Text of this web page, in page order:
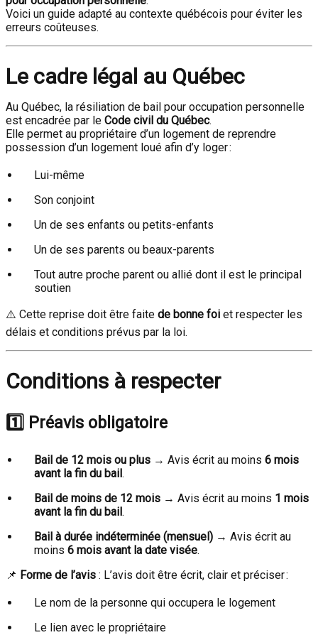
Voici un guide adapté au contexte québécois pour éviter les
erreurs coûteuses.
Le cadre légal au Québec
Au Québec, la résiliation de bail pour occupation personnelle
est encadrée par le Code civil du Québec.
Elle permet au propriétaire d’un logement de reprendre
possession d’un logement loué afin d’y loger :
Lui-même
Son conjoint
Un de ses enfants ou petits-enfants
Un de ses parents ou beaux-parents
Tout autre proche parent ou allié dont il est le principal
soutien
⚠️ Cette reprise doit être faite de bonne foi et respecter les
délais et conditions prévus par la loi.
Conditions à respecter
1️⃣ Préavis obligatoire
Bail de 12 mois ou plus → Avis écrit au moins 6 mois
avant la fin du bail.
Bail de moins de 12 mois → Avis écrit au moins 1 mois
avant la fin du bail.
Bail à durée indéterminée (mensuel) → Avis écrit au
moins 6 mois avant la date visée.
📌 Forme de l’avis : L’avis doit être écrit, clair et préciser :
Le nom de la personne qui occupera le logement
Le lien avec le propriétaire